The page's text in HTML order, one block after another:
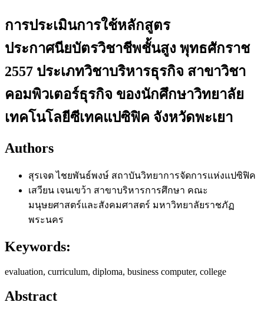
การประเมินการใช้หลักสูตร
ประกาศนียบัตรวิชาชีพชั้นสูง พุทธศักราช
2557 ประเภทวิชาบริหารธุรกิจ สาขาวิชา
คอมพิวเตอร์ธุรกิจ ของนักศึกษาวิทยาลัย
เทคโนโลยีซีเทคแปซิฟิค จังหวัดพะเยา
Authors
สุรเจต ไชยพันธ์พงษ์ สถาบันวิทยาการจัดการแห่งแปซิฟิค
เสวียน เจนเขว้า สาขาบริหารการศึกษา คณะ
มนุษยศาสตร์และสังคมศาสตร์ มหาวิทยาลัยราชภัฏ
พระนคร
Keywords:
evaluation, curriculum, diploma, business computer, college
Abstract